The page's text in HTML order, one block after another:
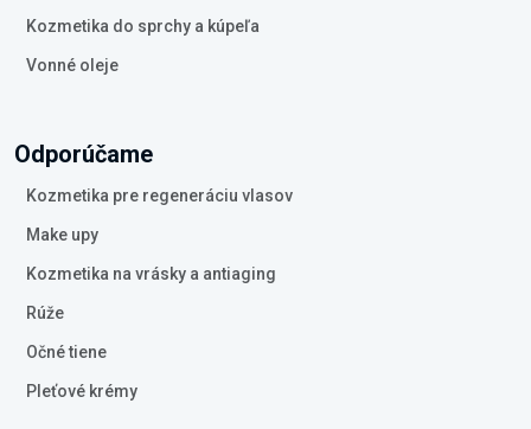
Kozmetika do sprchy a kúpeľa
Vonné oleje
Odporúčame
Kozmetika pre regeneráciu vlasov
Make upy
Kozmetika na vrásky a antiaging
Rúže
Očné tiene
Pleťové krémy